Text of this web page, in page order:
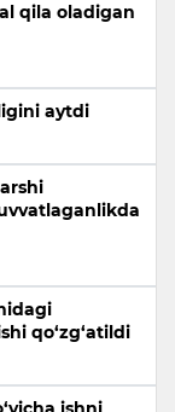
qila oladigan
aytdi
qo‘zg‘atildi